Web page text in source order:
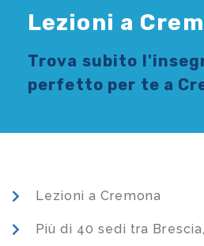
Lezioni a
Trova subito l'
perfetto per te a
Lezioni a Cremona
Più di 40 sedi tra